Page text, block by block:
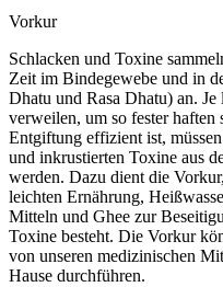
Vorkur
Schlacken und Toxine
Zeit im Bindegewebe und in
Dhatu und Rasa Dhatu) an. Je
verweilen, um so fester haften
Entgiftung effizient ist,
und inkrustierten Toxine aus
werden. Dazu dient die
leichten Ernährung,
Mitteln und Ghee zur
Toxine besteht. Die Vorkur
von unseren medizinischen
Hause durchführen.